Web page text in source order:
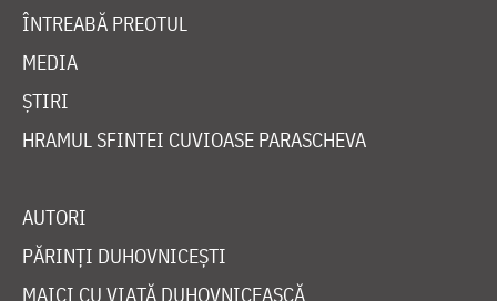
ÎNTREABĂ PREOTUL
MEDIA
ȘTIRI
HRAMUL SFINTEI CUVIOASE PARASCHEVA
AUTORI
PĂRINȚI DUHOVNICEȘTI
MAICI CU VIAȚĂ DUHOVNICEASCĂ